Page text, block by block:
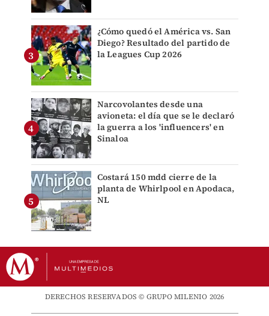
¿Cómo quedó el América vs. San
Diego? Resultado del partido de
la Leagues Cup 2026
Narcovolantes desde una
avioneta: el día que se le declaró
la guerra a los 'influencers' en
Sinaloa
Costará 150 mdd cierre de la
planta de Whirlpool en Apodaca,
NL
DERECHOS RESERVADOS © GRUPO MILENIO 2026